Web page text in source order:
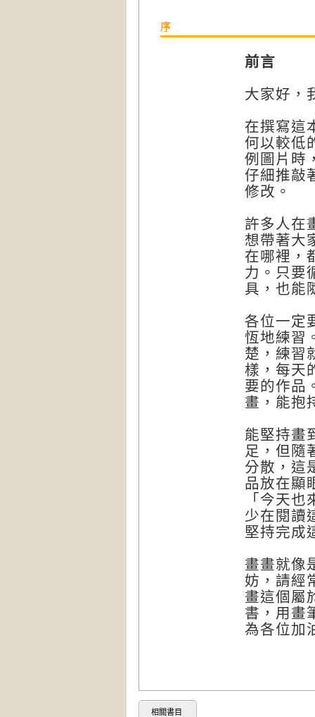
序
前言
大家好，
在撰寫這
何以較低
例圖片時
仔細推敲
修改。
許多人在
想帶著大
在哪裡，
力。只要
具，也能
各位一定
恆地練習
楚，練習
樣，每天
要的作品
畫，能抱
能堅持畫
足，但隨
分散，這
品放在顯
「今天
少在閱讀
堅持完成
畫畫就像
妨，請經
畫這個屬
書，用畫
為各位加
相關書目